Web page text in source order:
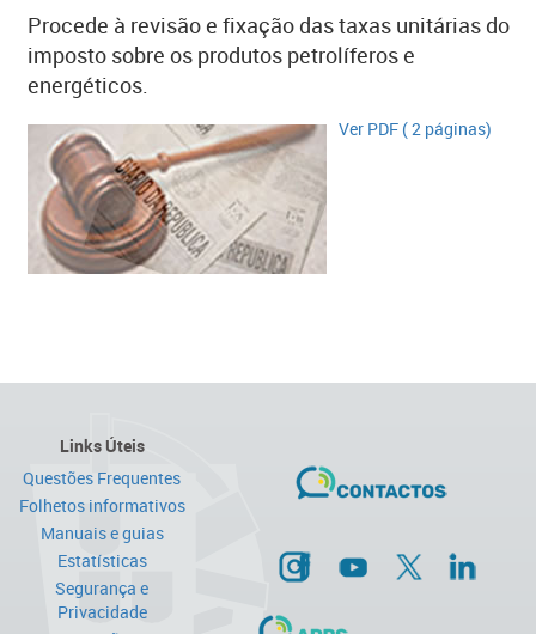
Procede à revisão e fixação das taxas unitárias do
imposto sobre os produtos petrolíferos e
energéticos.
Ver PDF ​( 2 páginas)​​
Links Úteis
Questões Frequentes
Folhetos informativos
Manuais e guias
Estatísticas
Segurança e
Privacidade